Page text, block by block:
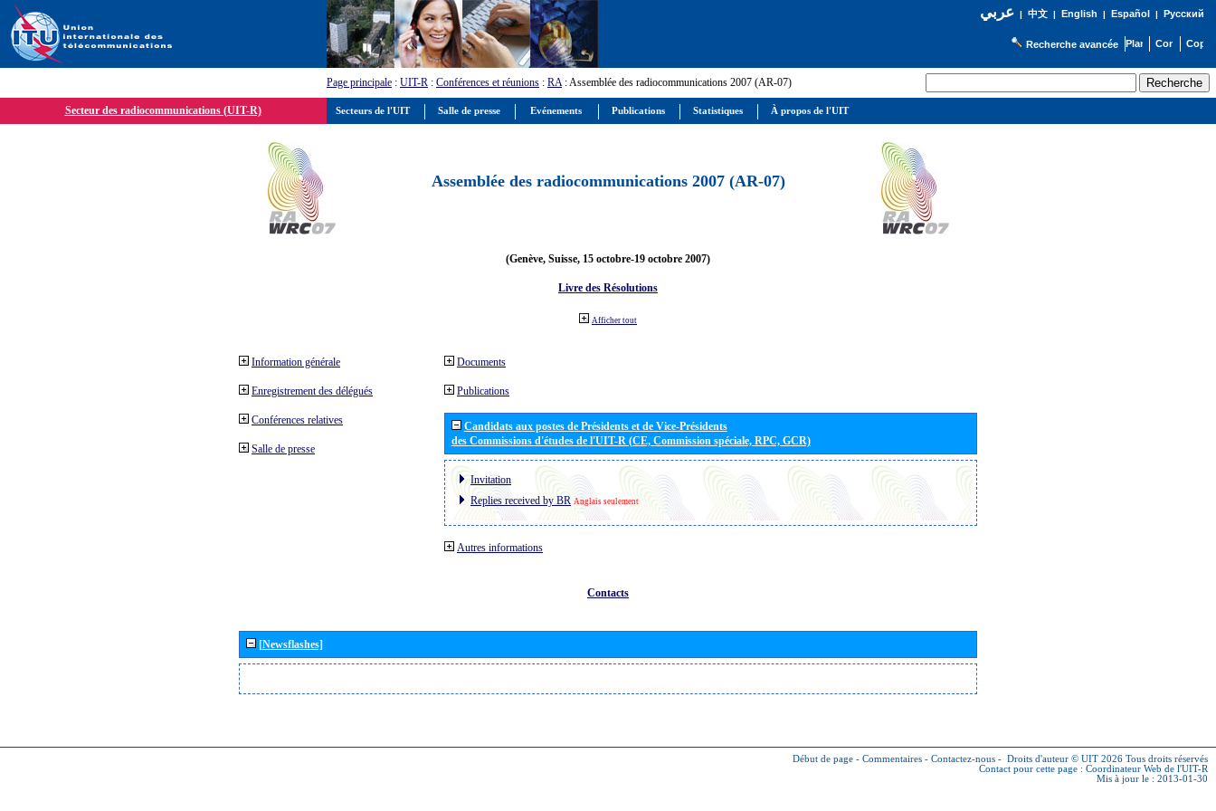
عربي| 中文| English | Español | Русский
Recherche avancée
Page principale : UIT-R : Conférences et réunions : RA: Assemblée des radiocommunications 2007 (AR-07)
Secteur des radiocommunications (UIT-R)
Assemblée des radiocommunications 2007 (AR-07)
(Genève, Suisse, 15 octobre-19 octobre 2007)
Livre des Résolutions
Afficher tout
Information générale
Enregistrement des délégués
Conférences relatives
Salle de presse
Documents
Publications
Candidats aux postes de Présidents et de Vice-Présidents
des Commissions d'études de l'UIT-R (CE, Commission spéciale, RPC, GCR)
Invitation
Replies received by BR Anglais seulement
Autres informations
Contacts
[Newsflashes]
Début de page - Commentaires - Contactez-nous - Droits d'auteur © UIT 2026 Tous droits réservés
Contact pour cette page : Coordinateur Web de l'UIT-R
Mis à jour le : 2013-01-30
Secteurs de l'UIT Salle de presse Evénements Publications Statistiques À propos de l'UIT